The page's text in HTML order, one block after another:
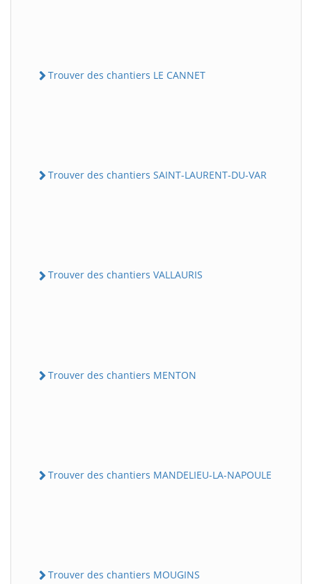
Trouver des chantiers LE CANNET
Trouver des chantiers SAINT-LAURENT-DU-VAR
Trouver des chantiers VALLAURIS
Trouver des chantiers MENTON
Trouver des chantiers MANDELIEU-LA-NAPOULE
Trouver des chantiers MOUGINS